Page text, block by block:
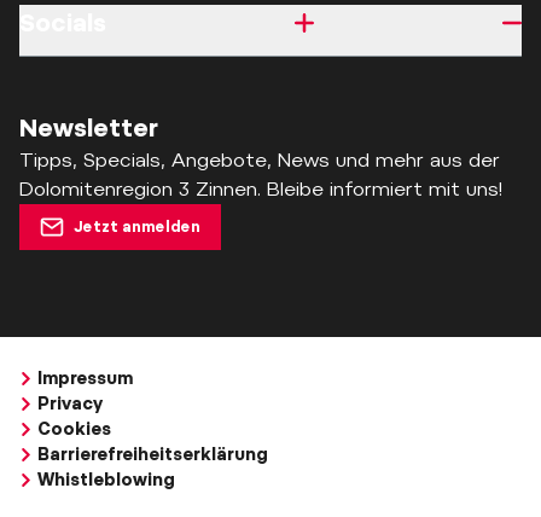
Newsletter
Tipps, Specials, Angebote, News und mehr aus der
Dolomitenregion 3 Zinnen. Bleibe informiert mit uns!
Jetzt anmelden
Impressum
Privacy
Cookies
Barrierefreiheitserklärung
Whistleblowing